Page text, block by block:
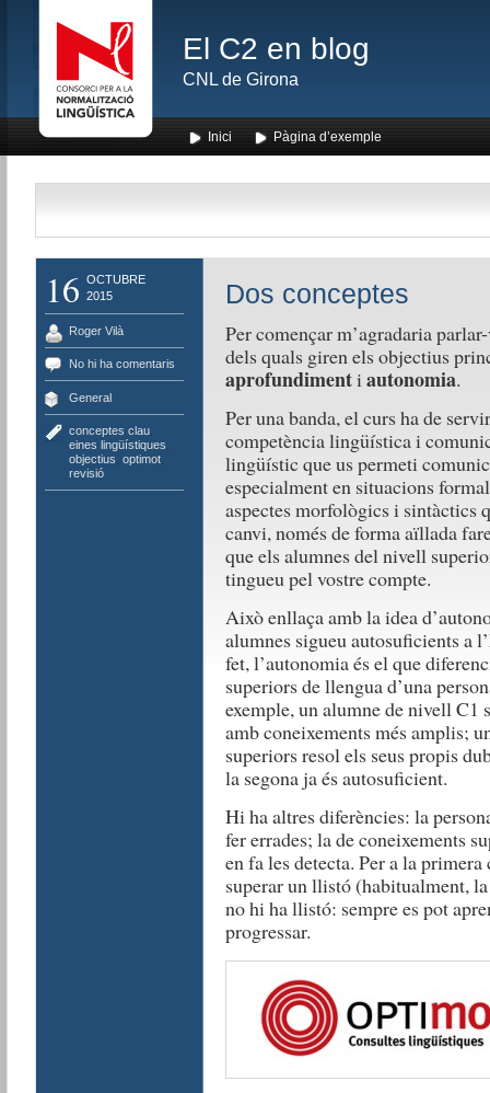
El C2 en blog
CNL de Girona
Inici Pàgina d’exemple
16 OCTUBRE
2015
Roger Vilà
No hi ha comentaris
General
conceptes clau,
eines lingüístiques
objectius optimot,
revisió
Dos conceptes
Per començar m’agradaria
dels quals giren els objectius
aprofundimentiautonomia.
Per una banda, el curs ha de
competència lingüística i
lingüístic que us permeti
especialment en situacions
aspectes morfològics i sintàctics
canvi, només de forma aïllada
que els alumnes del nivell
tingueu pel vostre compte.
Això enllaça amb la idea
alumnes sigueu autosuficients a
fet, l’autonomia és el que
superiors de llengua d’una
exemple, un alumne de nivell C1
amb coneixements més amplis;
superiors resol els seus propis
la segona ja és autosuficient.
Hi ha altres diferències: la
fer errades; la de coneixements
en fa les detecta. Per a la
superar un llistó (habitualment,
no hi ha llistó: sempre es pot
progressar.